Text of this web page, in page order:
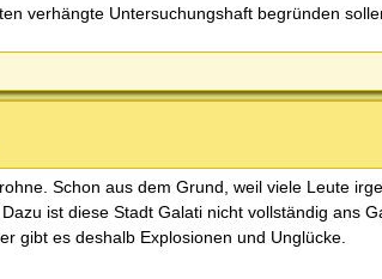
verhängte Untersuchungshaft begründen
Schon aus dem Grund, weil viele Leute
ist diese Stadt Galati nicht vollständig ans
gibt es deshalb Explosionen und Unglücke.